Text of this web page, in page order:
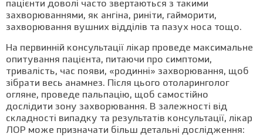
пацієнти доволі часто звертаються з такими
захворюваннями, як ангіна, риніти, гайморити,
захворювання вушних відділів та пазух носа тощо.
На первинній консультації лікар проведе максимальне
опитування пацієнта, питаючи про симптоми,
тривалість, час появи, «родинні» захворювання, щоб
зібрати весь анамнез. Після цього отоларинголог
огляне, проведе пальпацію, щоб самостійно
дослідити зону захворювання. В залежності від
складності випадку та результатів консультації, лікар
ЛОР може призначати більш детальні дослідження: